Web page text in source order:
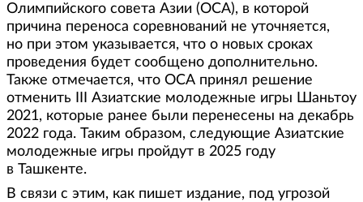
Олимпийского совета Азии (ОСА), в которой
причина переноса соревнований не уточняется,
но при этом указывается, что о новых сроках
проведения будет сообщено дополнительно.
Также отмечается, что ОСА принял решение
отменить III Азиатские молодежные игры Шаньтоу
2021, которые ранее были перенесены на декабрь
2022 года. Таким образом, следующие Азиатские
молодежные игры пройдут в 2025 году
в Ташкенте.
В связи с этим, как пишет издание, под угрозой